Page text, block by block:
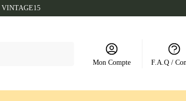
VINTAGE15
Mon Compte F.A.Q /